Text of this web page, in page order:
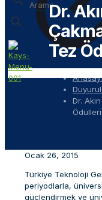
Dr.
Tez
Dr.
Ödülleri
Ocak 26, 2015
Türkiye Teknoloji
periyodlarla,
güçlendirmek ve